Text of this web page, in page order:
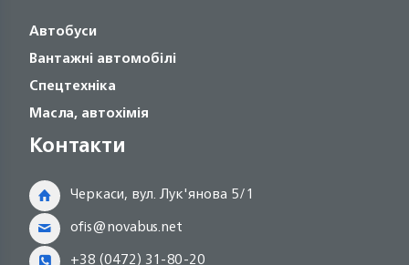
Автобуси
Вантажні автомобілі
Спецтехніка
Масла, автохімія
Контакти
Черкаси, вул. Лук'янова 5/1
ofis@novabus.net
+38 (0472) 31-80-20